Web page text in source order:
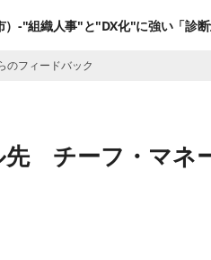
）-"組織人事"と"DX化"に強い「診
フィードバック
先 チーフ・マネ